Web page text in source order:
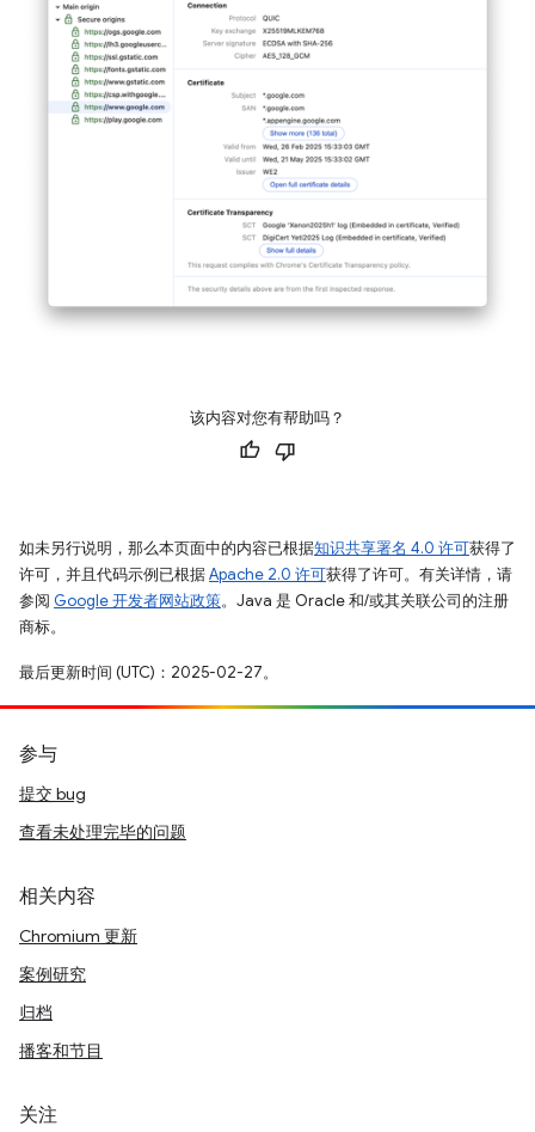
该内容对您有帮助吗？
如未另行说明，那么本页面中的内容已根据知识共享署名 4.0 许可获得了
许可，并且代码示例已根据Apache 2.0 许可获得了许可。有关详情，请
参阅 Google 开发者网站政策。Java 是 Oracle 和/或其关联公司的注册
商标。
最后更新时间 (UTC)：2025-02-27。
参与
提交 bug
查看未处理完毕的问题
相关内容
Chromium 更新
案例研究
归档
播客和节目
关注